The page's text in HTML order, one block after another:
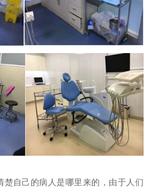
楚自己的病人是哪里来的，由于人们